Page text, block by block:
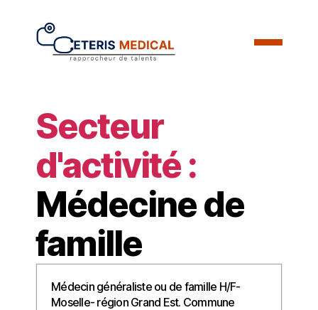
Secteur
d'activité :
Médecine de
famille
Médecin généraliste ou de famille H/F-
Moselle- région Grand Est. Commune